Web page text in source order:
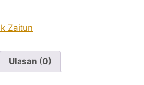
Zaitun
Ulasan (0)